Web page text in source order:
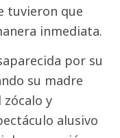
tuvieron que
inmediata.
por su
su madre
zócalo y
alusivo